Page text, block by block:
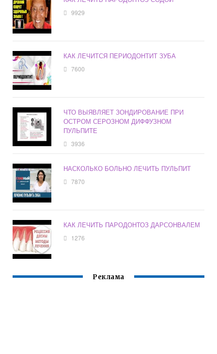
9929
КАК ЛЕЧИТСЯ ПЕРИОДОНТИТ ЗУБА
7600
ЧТО ВЫЯВЛЯЕТ ЗОНДИРОВАНИЕ ПРИ
ОСТРОМ СЕРОЗНОМ ДИФФУЗНОМ
ПУЛЬПИТЕ
3936
НАСКОЛЬКО БОЛЬНО ЛЕЧИТЬ ПУЛЬПИТ
7870
КАК ЛЕЧИТЬ ПАРОДОНТОЗ ДАРСОНВАЛЕМ
1276
Реклама